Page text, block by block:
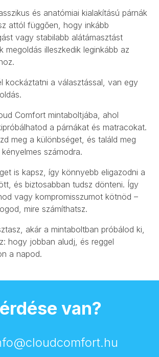
és anatómiai kialakítású párnák
attól függően, hogy inkább
vagy stabilabb alátámasztást
megoldás illeszkedik leginkább az
kockáztatni a választással, van egy
Comfort mintaboltjába, ahol
a párnákat és matracokat.
meg a különbséget, és találd meg
számodra.
is kapsz, így könnyebb eligazodni a
és biztosabban tudsz dönteni. Így
vagy kompromisszumot kötnöd –
mire számíthatsz.
akár a mintaboltban próbálod ki,
hogy jobban aludj, és reggel
a napod.
van?